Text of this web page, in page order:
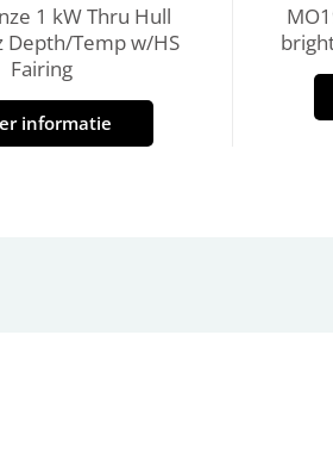
1 kW Thru Hull
Depth/Temp w/HS
Fairing
informatie